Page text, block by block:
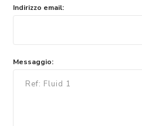
Indirizzo email:
Messaggio: